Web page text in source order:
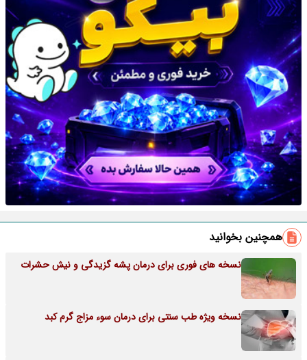
همچنین بخوانید
نسخه های فوری برای درمان پشه گزیدگی و نیش حشرات
نسخه ویژه طب سنتی برای درمان سوء مزاج گرم کبد